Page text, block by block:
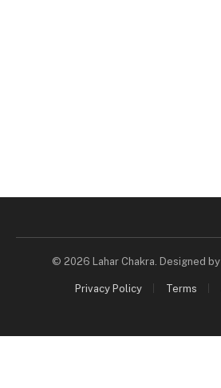
© 2026 Lahar Chakra. Designed by
Privacy Policy Terms